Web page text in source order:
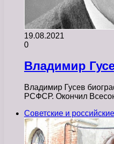
19.08.2021
0
Владимир
Владимир Гусев
РСФСР. Окончил
Советские и